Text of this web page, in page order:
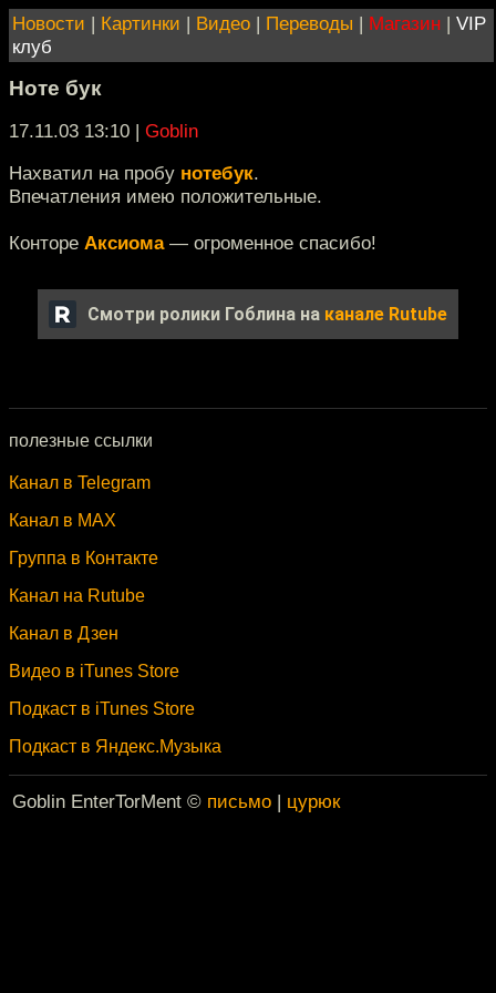
Новости | Картинки | Видео | Переводы | Магазин | VIP
клуб
Ноте бук
17.11.03 13:10 | Goblin
Нахватил на пробу нотебук.
Впечатления имею положительные.
Конторе Аксиома— огроменное спасибо!
Смотри ролики Гоблина на канале Rutube
полезные ссылки
Канал в Telegram
Канал в MAX
Группа в Контакте
Канал на Rutube
Канал в Дзен
Видео в iTunes Store
Подкаст в iTunes Store
Подкаст в Яндекс.Музыка
Goblin EnterTorMent © письмо | цурюк